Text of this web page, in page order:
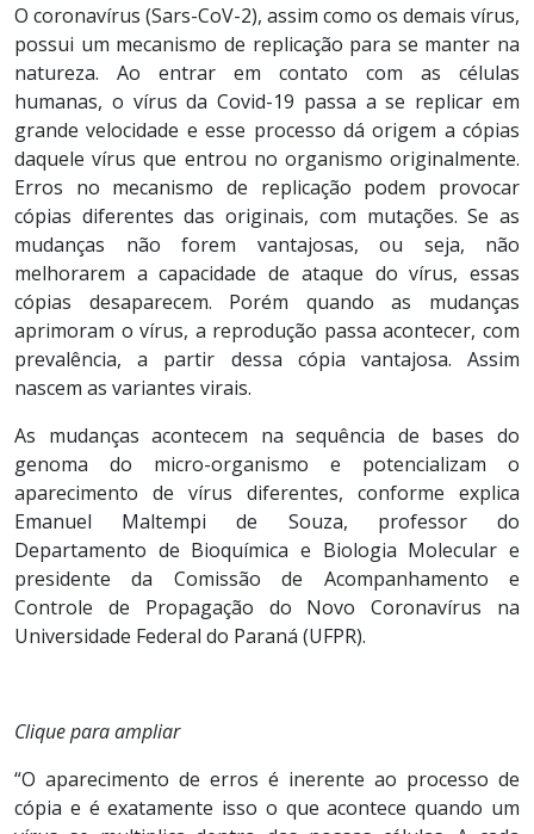
O coronavírus (Sars-CoV-2), assim como os demais vírus,
possui um mecanismo de replicação para se manter na
natureza. Ao entrar em contato com as células
humanas, o vírus da Covid-19 passa a se replicar em
grande velocidade e esse processo dá origem a cópias
daquele vírus que entrou no organismo originalmente.
Erros no mecanismo de replicação podem provocar
cópias diferentes das originais, com mutações. Se as
mudanças não forem vantajosas, ou seja, não
melhorarem a capacidade de ataque do vírus, essas
cópias desaparecem. Porém quando as mudanças
aprimoram o vírus, a reprodução passa acontecer, com
prevalência, a partir dessa cópia vantajosa. Assim
nascem as variantes virais.
As mudanças acontecem na sequência de bases do
genoma do micro-organismo e potencializam o
aparecimento de vírus diferentes, conforme explica
Emanuel Maltempi de Souza, professor do
Departamento de Bioquímica e Biologia Molecular e
presidente da Comissão de Acompanhamento e
Controle de Propagação do Novo Coronavírus na
Universidade Federal do Paraná (UFPR).
Clique para ampliar
“O aparecimento de erros é inerente ao processo de
cópia e é exatamente isso o que acontece quando um